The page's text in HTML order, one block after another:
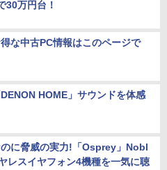
30万円台！
な中古PC情報はこのページで
HOME」サウンドを体感
に脅威の実力!「Osprey」Nobl
レスイヤフォン4機種を一気に聴